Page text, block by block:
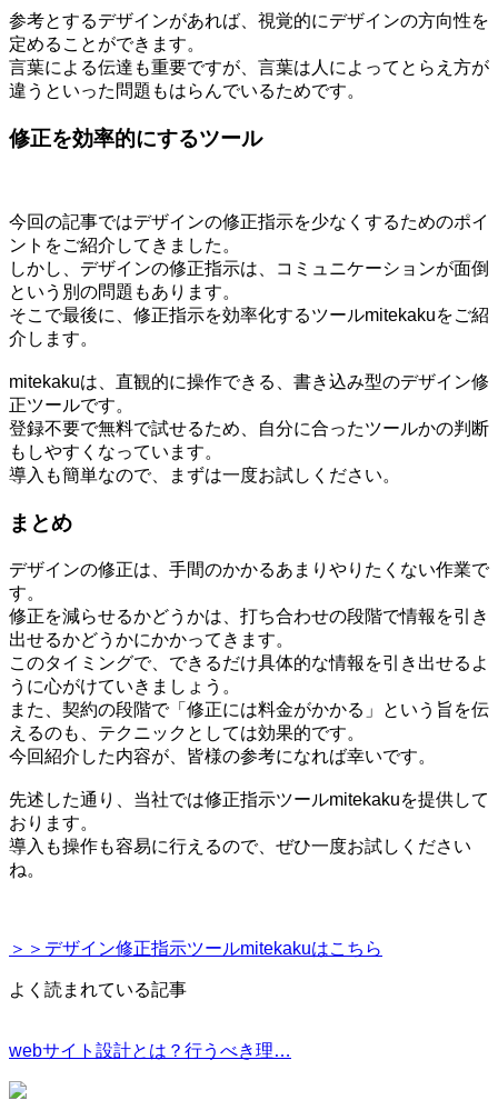
参考とするデザインがあれば、視覚的にデザインの方向性を
定めることができます。
言葉による伝達も重要ですが、言葉は人によってとらえ方が
違うといった問題もはらんでいるためです。
修正を効率的にするツール
今回の記事ではデザインの修正指示を少なくするためのポイ
ントをご紹介してきました。
しかし、デザインの修正指示は、コミュニケーションが面倒
という別の問題もあります。
そこで最後に、修正指示を効率化するツールmitekakuをご紹
介します。
mitekakuは、直観的に操作できる、書き込み型のデザイン修
正ツールです。
登録不要で無料で試せるため、自分に合ったツールかの判断
もしやすくなっています。
導入も簡単なので、まずは一度お試しください。
まとめ
デザインの修正は、手間のかかるあまりやりたくない作業で
す。
修正を減らせるかどうかは、打ち合わせの段階で情報を引き
出せるかどうかにかかってきます。
このタイミングで、できるだけ具体的な情報を引き出せるよ
うに心がけていきましょう。
また、契約の段階で「修正には料金がかかる」という旨を伝
えるのも、テクニックとしては効果的です。
今回紹介した内容が、皆様の参考になれば幸いです。
先述した通り、当社では修正指示ツールmitekakuを提供して
おります。
導入も操作も容易に行えるので、ぜひ一度お試しください
ね。
＞＞デザイン修正指示ツールmitekakuはこちら
よく読まれている記事
webサイト設計とは？行うべき理…